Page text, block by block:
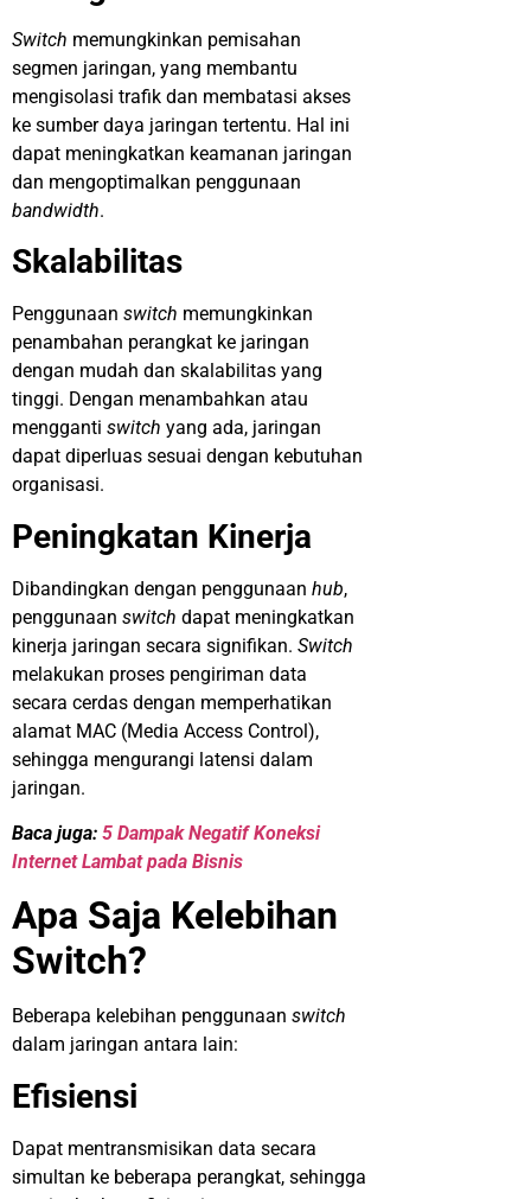
Switch memungkinkan pemisahan
segmen jaringan, yang membantu
mengisolasi trafik dan membatasi akses
ke sumber daya jaringan tertentu. Hal ini
dapat meningkatkan keamanan jaringan
dan mengoptimalkan penggunaan
bandwidth.
Skalabilitas
Penggunaan switch memungkinkan
penambahan perangkat ke jaringan
dengan mudah dan skalabilitas yang
tinggi. Dengan menambahkan atau
mengganti switch yang ada, jaringan
dapat diperluas sesuai dengan kebutuhan
organisasi.
Peningkatan Kinerja
Dibandingkan dengan penggunaan hub,
penggunaan switch dapat meningkatkan
kinerja jaringan secara signifikan. Switch
melakukan proses pengiriman data
secara cerdas dengan memperhatikan
alamat MAC (Media Access Control),
sehingga mengurangi latensi dalam
jaringan.
Baca juga: 5 Dampak Negatif Koneksi
Internet Lambat pada Bisnis
Apa Saja Kelebihan
Switch?
Beberapa kelebihan penggunaan switch
dalam jaringan antara lain:
Efisiensi
Dapat mentransmisikan data secara
simultan ke beberapa perangkat, sehingga